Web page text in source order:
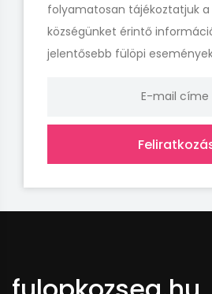
folyamatosan tájékoztatjuk
községünket érintő
jelentősebb fülöpi